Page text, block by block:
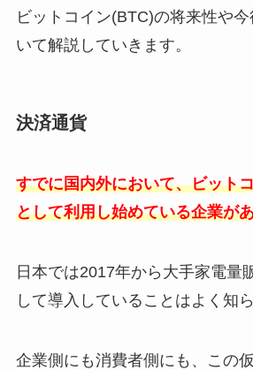
ビットコイン(BTC)の将来性や
いて解説していきます。
決済通貨
すでに国内外において、ビット
として利用し始めている企業が
日本では2017年から大手家電量
して導入していることはよく知
企業側にも消費者側にも、この